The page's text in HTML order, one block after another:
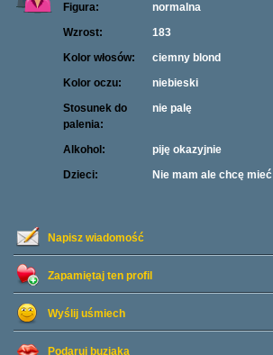
Napisz wiadomość
Zapamiętaj ten profil
Wyślij uśmiech
Podaruj buziaka
Figura:
normalna
Wzrost:
183
Kolor włosów:
ciemny blond
Kolor oczu:
niebieski
Stosunek do
palenia:
nie palę
Alkohol:
piję okazyjnie
Dzieci:
Nie mam ale chcę mieć